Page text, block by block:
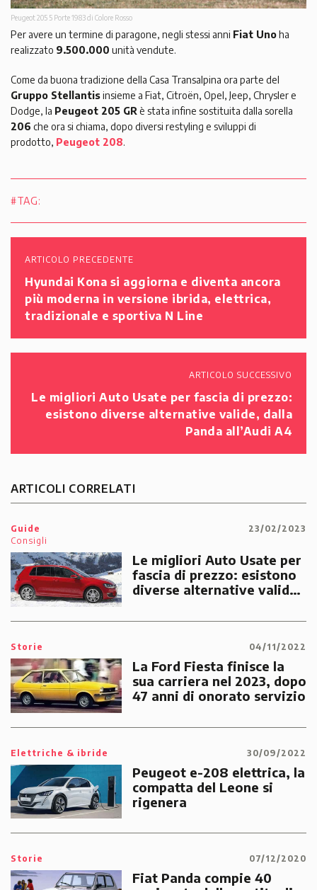
Peugeot 205 5 Porte 1983 di Colore Rosso
Per avere un termine di paragone, negli stessi anni Fiat Unoha
realizzato 9.500.000 unità vendute.
Come da buona tradizione della Casa Transalpina ora parte del
Gruppo Stellantisinsieme a Fiat, Citroën, Opel, Jeep, Chrysler e
Dodge, la Peugeot 205 GR è stata infine sostituita dalla sorella
206 che ora si chiama, dopo diversi restyling e sviluppi di
prodotto, Peugeot 208.
#TAG:
ARTICOLO PRECEDENTE
Hyundai Kona si aggiorna e diventa ancora
più moderna in versione ibrida, elettrica,
tradizionale e sportiva N Line
ARTICOLO SUCCESSIVO
Le migliori Auto Usate per fascia di prezzo:
esistono diverse alternative valide, dalla
Panda all’Audi A4
ARTICOLI CORRELATI
Guide
Consigli
23/02/2023
Le migliori Auto Usate per
fascia di prezzo: esistono
diverse alternative valide,
Storie 04/11/2022
La Ford Fiesta finisce la
sua carriera nel 2023, dopo
47 anni di onorato servizio
Elettriche & ibride 30/09/2022
Peugeot e-208 elettrica, la
compatta del Leone si
rigenera
Storie 07/12/2020
Fiat Panda compie 40